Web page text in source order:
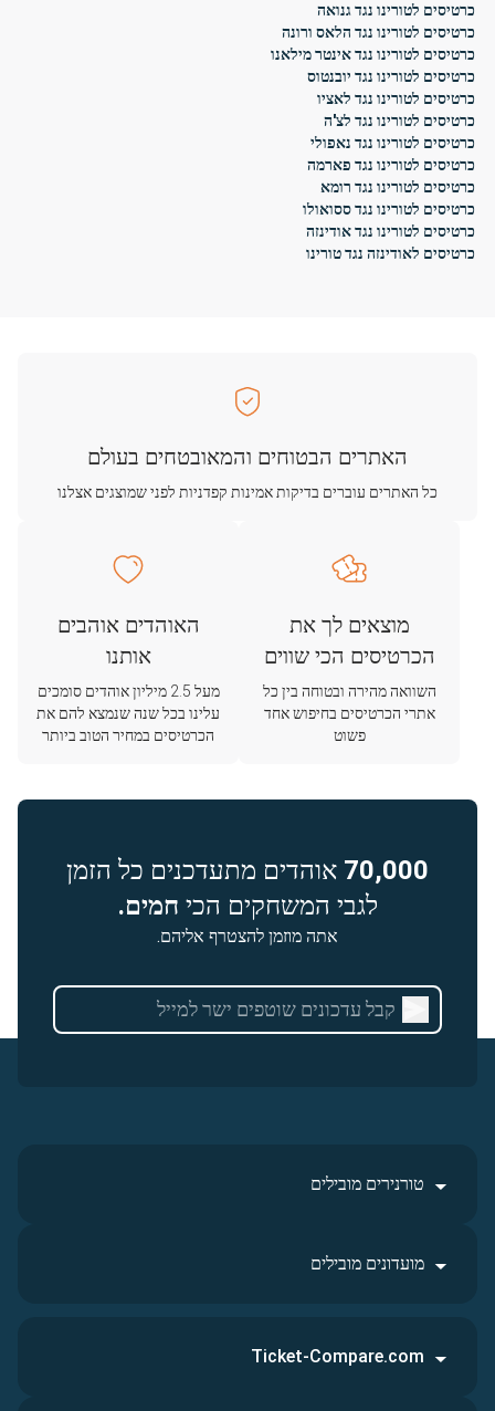
כרטיסים לטורינו נגד גנואה
כרטיסים לטורינו נגד הלאס ורונה
כרטיסים לטורינו נגד אינטר מילאנו
כרטיסים לטורינו נגד יובנטוס
כרטיסים לטורינו נגד לאציו
כרטיסים לטורינו נגד לצ'ה
כרטיסים לטורינו נגד נאפולי
כרטיסים לטורינו נגד פארמה
כרטיסים לטורינו נגד רומא
כרטיסים לטורינו נגד ססואולו
כרטיסים לטורינו נגד אודינזה
כרטיסים לאודינזה נגד טורינו
האתרים הבטוחים והמאובטחים בעולם
כל האתרים עוברים בדיקות אמינות קפדניות לפני שמוצגים אצלנו
מוצאים לך את
הכרטיסים הכי שווים
השוואה מהירה ובטוחה בין כל
אתרי הכרטיסים בחיפוש אחד
פשוט
האוהדים אוהבים
אותנו
מעל 2.5 מיליון אוהדים סומכים
עלינו בכל שנה שנמצא להם את
הכרטיסים במחיר הטוב ביותר
70,000 אוהדים מתעדכנים כל הזמן
לגבי המשחקים הכי חמים.
אתה מוזמן להצטרף אליהם.
טורנירים מובילים
מועדונים מובילים
Ticket-Compare.com